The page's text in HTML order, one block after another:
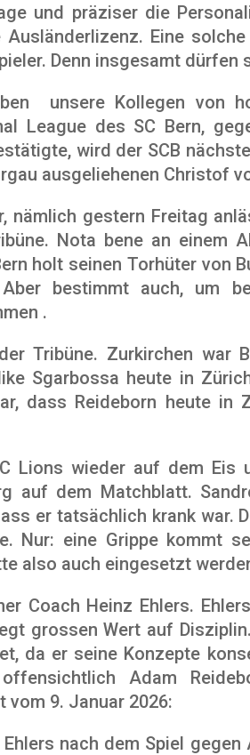
und präziser die
Eine
Denn insgesamt
unsere Kollegen von
League des SC Bern,
wird der SCB
ausgeliehenen Christof
nämlich gestern Freitag
Nota bene an einem
holt seinen Torhüter von
bestimmt auch, um
.
Tribüne. Zurkirchen war
Sgarbossa heute in
dass Reideborn heute in
Lions wieder auf dem Eis
auf dem Matchblatt.
er tatsächlich krank war.
Nur: eine Grippe kommt
also auch eingesetzt
Coach Heinz Ehlers.
grossen Wert auf
da er seine Konzepte
Adam
vom 9. Januar 2026:
nach dem Spiel